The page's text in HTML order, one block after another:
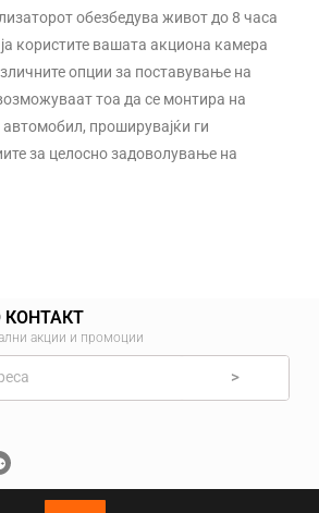
обезбедува живот до 8 часа
користите вашата акциона камера
опции за поставување на
тоа да се монтира на
проширувајќи ги
за целосно задоволување на
акции и промоции
>